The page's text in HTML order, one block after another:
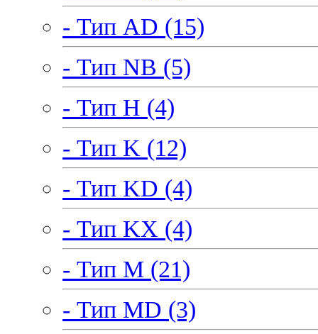
- Тип AD (15)
- Тип NB (5)
- Тип H (4)
- Тип K (12)
- Тип KD (4)
- Тип KX (4)
- Тип M (21)
- Тип MD (3)